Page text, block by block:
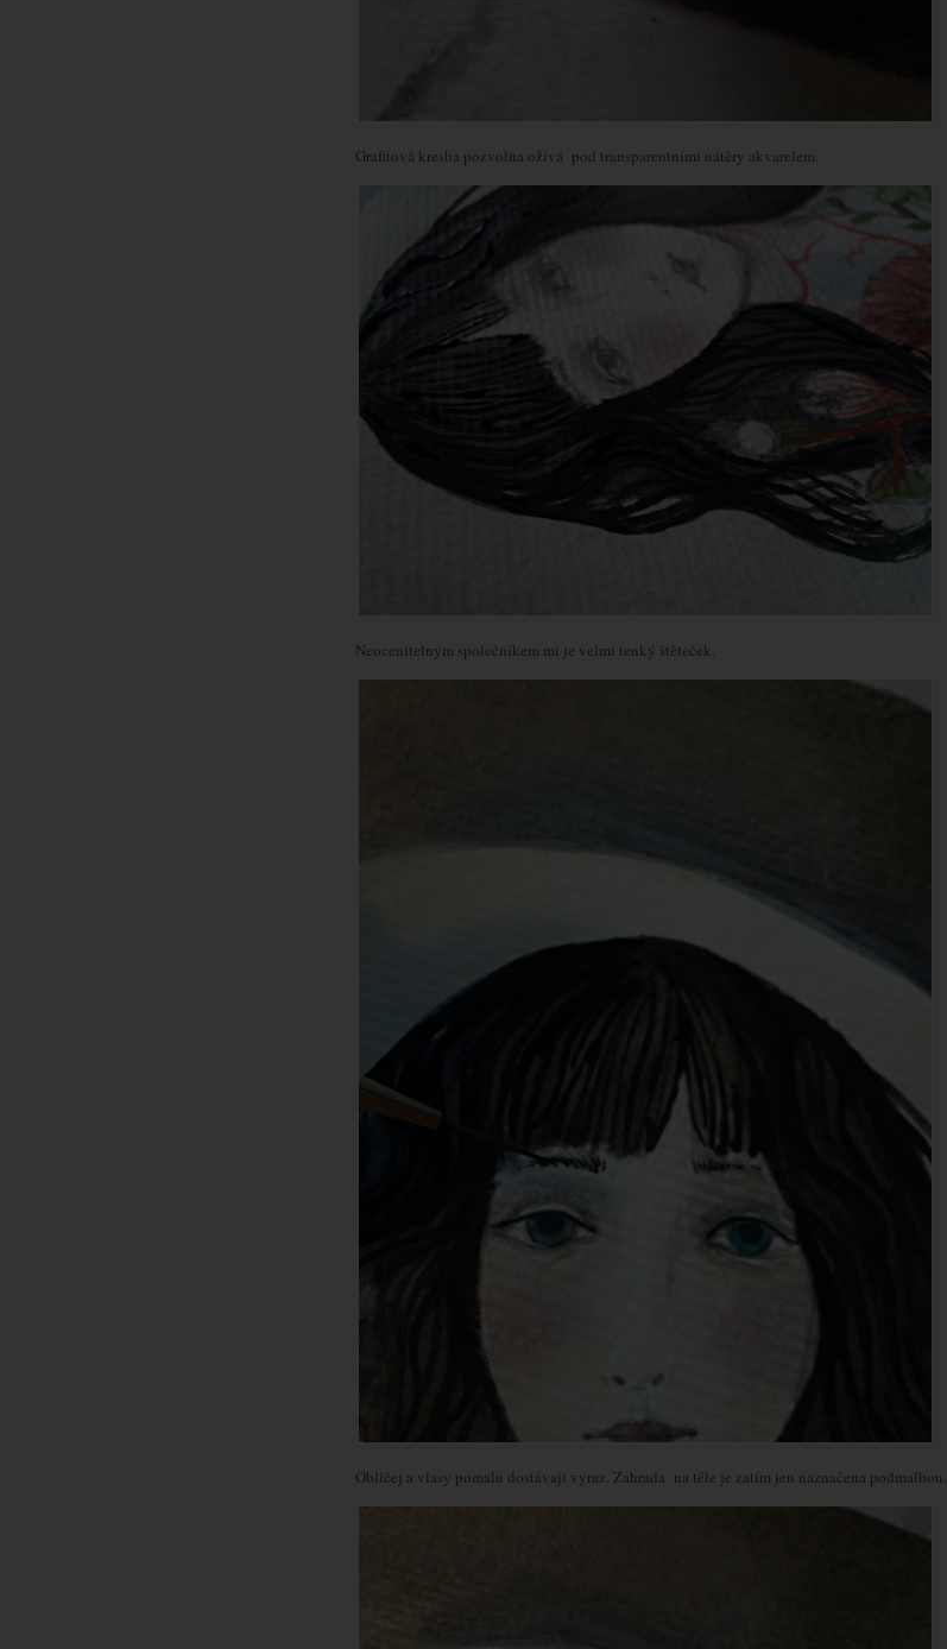
Grafitová kresba pozvolna ožívá pod transparentními nátěry akvarelem.
Neocenitelným společníkem mi je velmi tenký štěteček.
Obličej a vlasy pomalu dostávají výraz. Zahrada na těle je zatím jen naznačena podmalbou.